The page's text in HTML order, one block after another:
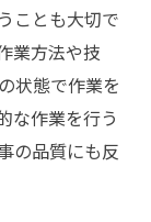
ことも大切で
業方法や技
状態で作業を
な作業を行う
の品質にも反